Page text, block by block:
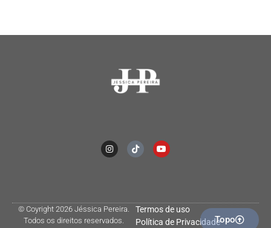
© Coyright 2026 Jéssica Pereira.
Todos os direitos reservados.
Termos de uso
Política de PrivacidadeTopo